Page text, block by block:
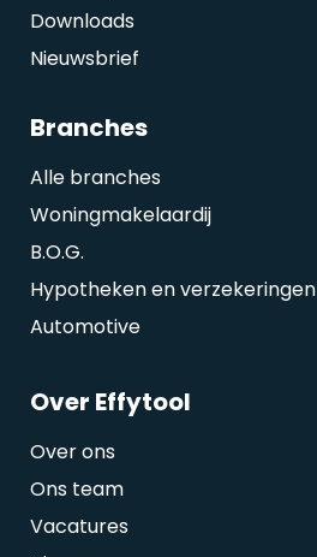
Downloads
Nieuwsbrief
Branches
Alle branches
Woningmakelaardij
B.O.G.
Hypotheken en verzekeringen
Automotive
Over Effytool
Over ons
Ons team
Vacatures